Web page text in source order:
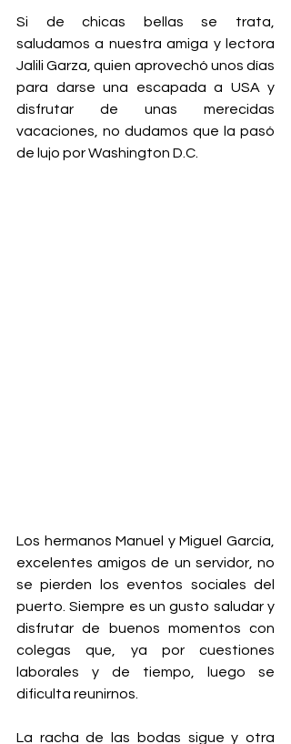
Si de chicas bellas se trata,
saludamos a nuestra amiga y lectora
Jalili Garza, quien aprovechó unos días
para darse una escapada a USA y
disfrutar de unas merecidas
vacaciones, no dudamos que la pasó
de lujo por Washington D.C.
Los hermanos Manuel y Miguel García,
excelentes amigos de un servidor, no
se pierden los eventos sociales del
puerto. Siempre es un gusto saludar y
disfrutar de buenos momentos con
colegas que, ya por cuestiones
laborales y de tiempo, luego se
dificulta reunirnos.
La racha de las bodas sigue y otra